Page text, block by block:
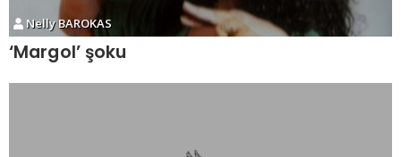
Nelly BAROKAS
‘Margol’ şoku